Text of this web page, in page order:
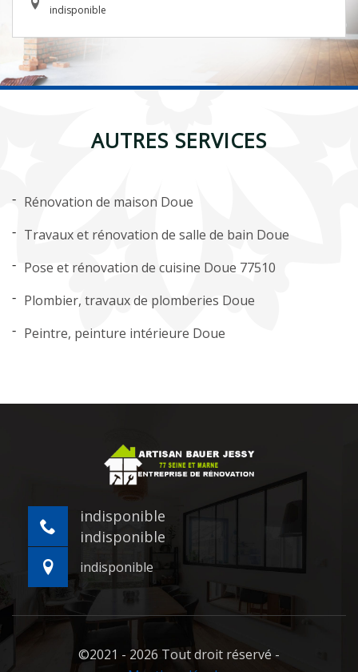
indisponible
AUTRES SERVICES
Rénovation de maison Doue
Travaux et rénovation de salle de bain Doue
Pose et rénovation de cuisine Doue 77510
Plombier, travaux de plomberies Doue
Peintre, peinture intérieure Doue
indisponible
indisponible
indisponible
©2021 - 2026 Tout droit réservé -